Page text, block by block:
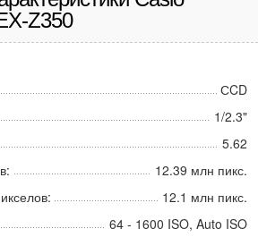
Z350
СCD
1/2.3"
5.62
12.39 млн пикс.
12.1 млн пикс.
64 - 1600 ISO, Auto ISO